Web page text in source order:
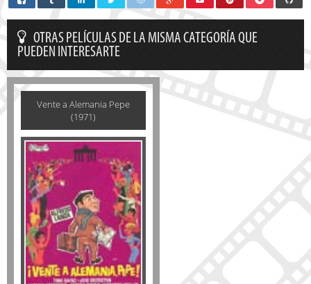
OTRAS PELÍCULAS DE LA MISMA CATEGORÍA QUE
PUEDEN INTERESARTE
Vente a Alemania Pepe
(1971)